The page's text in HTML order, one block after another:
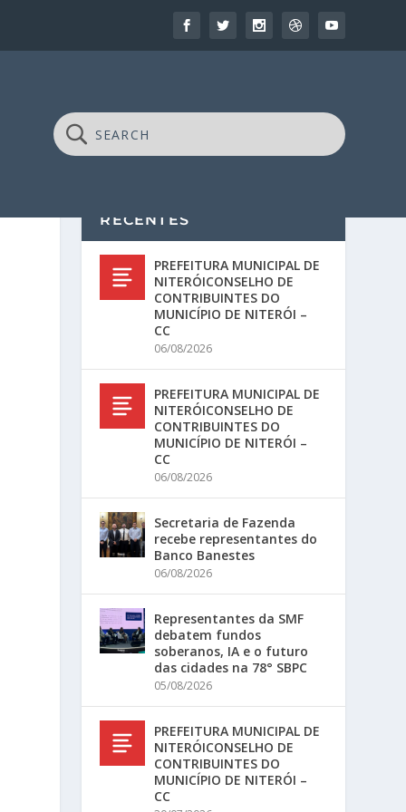
RECENTES
PREFEITURA MUNICIPAL DE
NITERÓICONSELHO DE
CONTRIBUINTES DO
MUNICÍPIO DE NITERÓI –
CC
06/08/2026
PREFEITURA MUNICIPAL DE
NITERÓICONSELHO DE
CONTRIBUINTES DO
MUNICÍPIO DE NITERÓI –
CC
06/08/2026
Secretaria de Fazenda
recebe representantes do
Banco Banestes
06/08/2026
Representantes da SMF
debatem fundos
soberanos, IA e o futuro
das cidades na 78° SBPC
05/08/2026
PREFEITURA MUNICIPAL DE
NITERÓICONSELHO DE
CONTRIBUINTES DO
MUNICÍPIO DE NITERÓI –
CC